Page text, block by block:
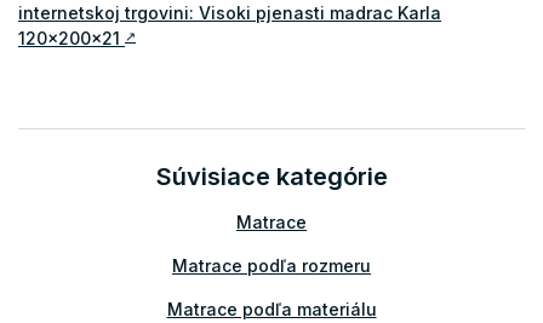
internetskoj trgovini: Visoki pjenasti madrac Karla
120x200x21 ↗
Súvisiace kategórie
Matrace
Matrace podľa rozmeru
Matrace podľa materiálu